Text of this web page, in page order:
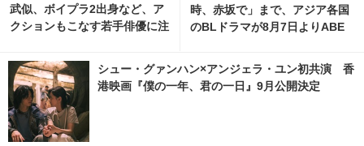
武似、ボイプラ2出身など、ア
クションもこなす若手俳優に注
時、赤坂で」まで、アジア各国
のBLドラマが8月7日よりABE
シュー・グァンハン×アンジェラ・ユン初共演 香
港映画『僕の一年、君の一日』9月公開決定